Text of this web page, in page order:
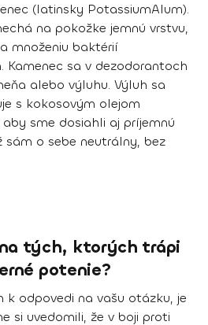
(latinsky PotassiumAlum).
na pokožke jemnú vrstvu,
množeniu baktérií
Kamenec sa v dezodorantoch
alebo výluhu. Výluh sa
s kokosovým olejom
aby sme dosiahli aj príjemnú
sám o sebe neutrálny, bez
tých, ktorých trápi
potenie?
k odpovedi na vašu otázku, je
si uvedomili, že v boji proti